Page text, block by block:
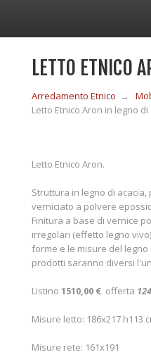
MOBILI IN LEGNO
MOBILI IN RATTAN
MOBILI IN GIUNCO
COMPLEMENTI
CONTATTI
LETTO ETNICO
Arredamento Etnico →
Letto Etnico Aron in legno di
Letto Etnico Aron.
Struttura in legno di
verniciato a polvere
Finitura a base di vernice
irregolari (effetto legno
forme e le misure del
prodotti saranno diversi
Listino 1510,00 € offerta
Misure letto: 186x217 h113
Misure rete: 161x191